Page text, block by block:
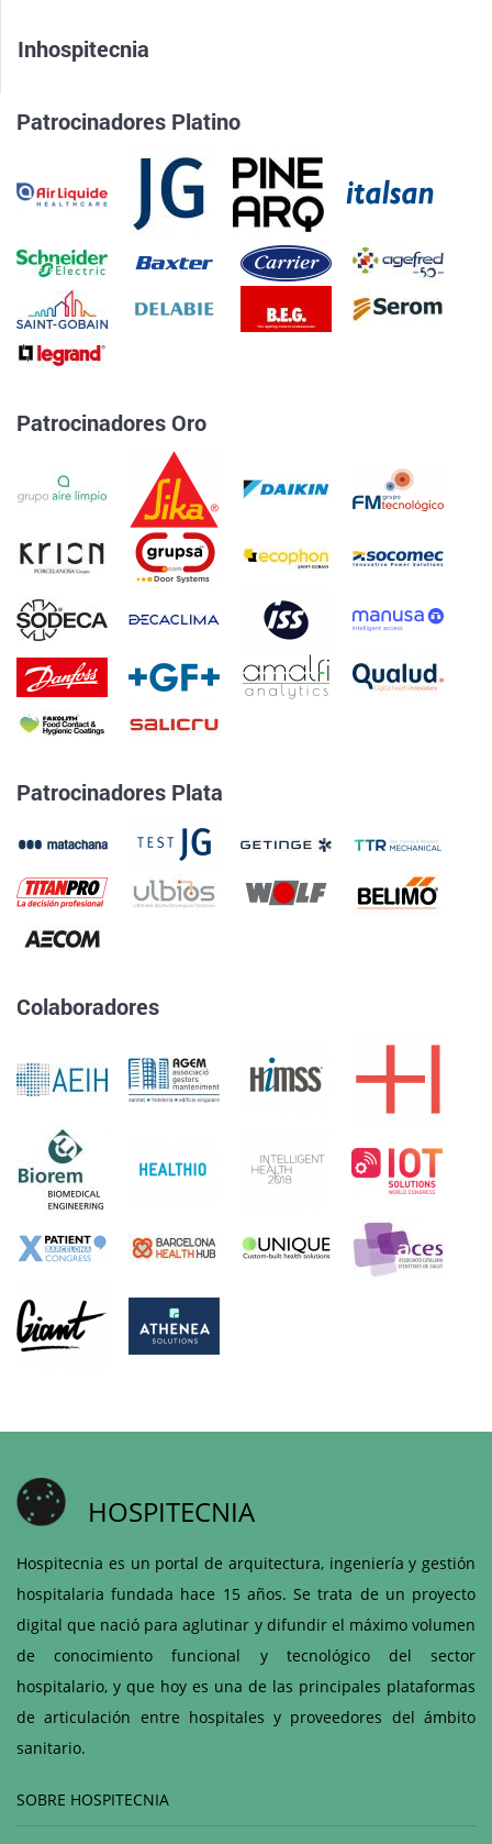
Inhospitecnia
Patrocinadores Platino
Patrocinadores Oro
Patrocinadores Plata
Colaboradores
HOSPITECNIA
Hospitecnia es un portal de arquitectura, ingeniería y gestión
hospitalaria fundada hace 15 años. Se trata de un proyecto
digital que nació para aglutinar y difundir el máximo volumen
de conocimiento funcional y tecnológico del sector
hospitalario, y que hoy es una de las principales plataformas
de articulación entre hospitales y proveedores del ámbito
sanitario.
SOBRE HOSPITECNIA